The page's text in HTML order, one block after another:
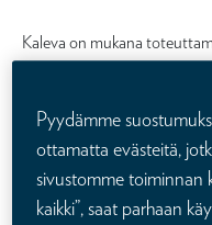
Kaleva on mukana
näyttelyssä.
Kasvokkain – tarinoita
Koutaniemen sekä sosiaali-
ammattijärjestö Tehyn
varhaiskasvatuksen
Pyydämme
ottamatta evästeitä,
sivustomme toiminnan
kaikki”, saat parhaan